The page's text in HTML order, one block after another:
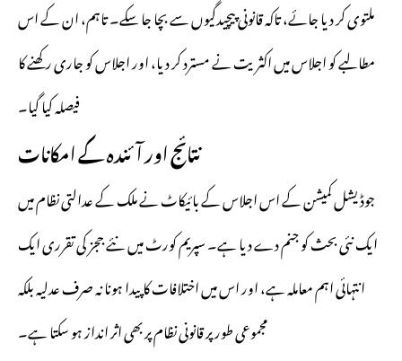
ملتوی کر دیا جائے، تاکہ قانونی پیچیدگیوں سے بچا جا سکے۔ تاہم، ان کے اس
مطالبے کو اجلاس میں اکثریت نے مسترد کر دیا، اور اجلاس کو جاری رکھنے کا
فیصلہ کیا گیا۔
نتائج اور آئندہ کے امکانات
جوڈیشل کمیشن کے اس اجلاس کے بائیکاٹ نے ملک کے عدالتی نظام میں
ایک نئی بحث کو جنم دے دیا ہے۔ سپریم کورٹ میں نئے ججز کی تقرری ایک
انتہائی اہم معاملہ ہے، اور اس میں اختلافات کا پیدا ہونا نہ صرف عدلیہ بلکہ
مجموعی طور پر قانونی نظام پر بھی اثر انداز ہو سکتا ہے۔